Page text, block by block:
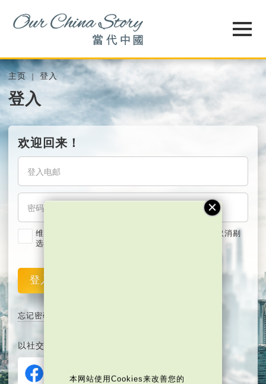
主页 登入
登入
欢迎回来！
维持我的登入状态两星期 (若使用共用电脑，紧记取消剔
选)
登入
忘记密码
以社交媒体平台注册或登入∶
本网站使用Cookies来改善您的